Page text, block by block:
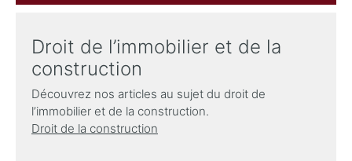
Droit de l’immobilier et de la
construction
Découvrez nos articles au sujet du droit de
l’immobilier et de la construction.
Droit de la construction